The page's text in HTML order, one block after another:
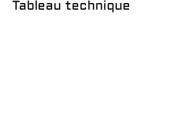
Tableau technique